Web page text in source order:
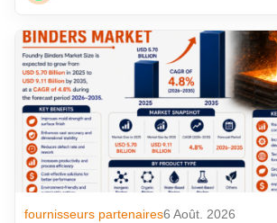
fournisseurs partenaires6 Août. 2026